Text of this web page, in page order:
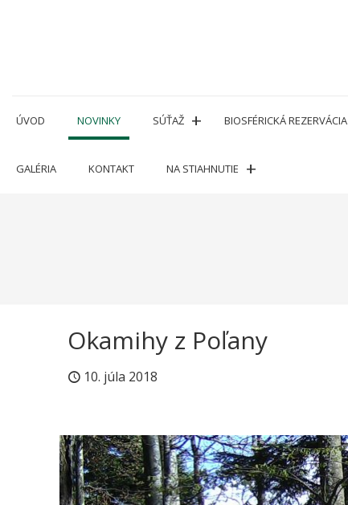
ÚVOD NOVINKY SÚŤAŽ BIOSFÉRICKÁ REZERVÁCIA
GALÉRIA KONTAKT NA STIAHNUTIE
Okamihy z Poľany
10. júla 2018